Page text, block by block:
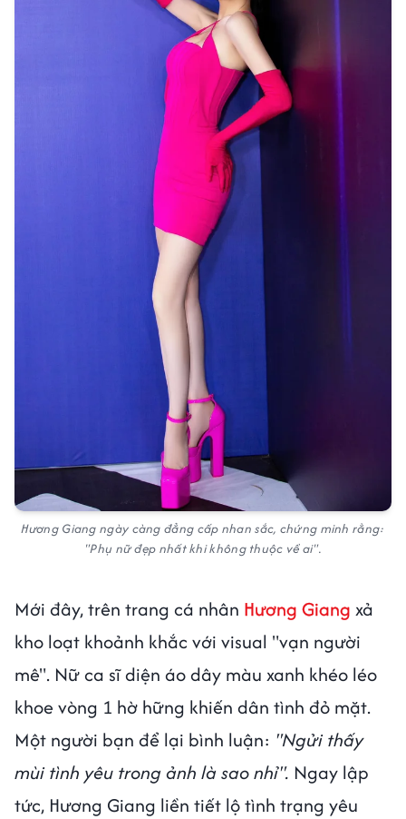
Hương Giang ngày càng đẳng cấp nhan sắc, chứng minh rằng:
"Phụ nữ đẹp nhất khi không thuộc về ai".
Mới đây, trên trang cá nhân Hương Giang xả
kho loạt khoảnh khắc với visual "vạn người
mê". Nữ ca sĩ diện áo dây màu xanh khéo léo
khoe vòng 1 hờ hững khiến dân tình đỏ mặt.
Một người bạn để lại bình luận: "Ngửi thấy
mùi tình yêu trong ảnh là sao nhỉ". Ngay lập
tức, Hương Giang liền tiết lộ tình trạng yêu